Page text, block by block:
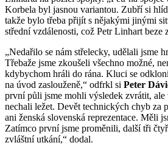
Korbela byl jasnou variantou. Zubří si
takže bylo třeba přijít s nějakými jinými
střední vzdálenosti, což Petr Linhart beze
„Nedařilo se nám střelecky, udělali jsme
Třebaže jsme zkoušeli všechno možné,
kdybychom hráli do rána. Kluci se
na úvod zaslouženě,“ odfrkl si Peter
první půli jsme mohli výsledek zvrátit, ale
nechali ležet. Devět technických chyb za
ani ženská slovenská reprezentace. Měli
Zatímco první jsme proměnili, další tři
zvláštní utkání,“ dodal.